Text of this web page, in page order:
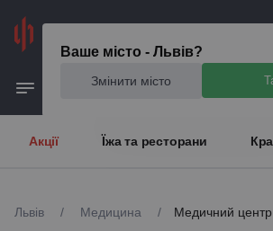
Ваше місто - Львів?
Змінити місто
Акції Їжа та ресторани
Львів / Медицина / Медичний